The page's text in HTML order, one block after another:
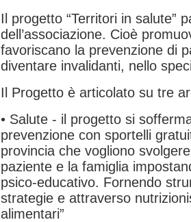
Il progetto “Territori in salute”
dell’associazione. Cioè
favoriscano la prevenzione di
diventare invalidanti, nello
Il Progetto è articolato su tre
• Salute - il progetto si
prevenzione con sportelli
provincia che vogliono
paziente e la famiglia
psico-educativo. Fornendo
strategie e attraverso
alimentari”